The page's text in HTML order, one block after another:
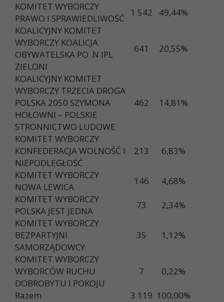
KOMITET WYBORCZY
PRAWO I SPRAWIEDLIWOŚĆ
1 542
49,44%
KOALICYJNY KOMITET
WYBORCZY KOALICJA
OBYWATELSKA PO .N IPL
ZIELONI
641 20,55%
KOALICYJNY KOMITET
WYBORCZY TRZECIA DROGA
POLSKA 2050 SZYMONA
HOŁOWNI – POLSKIE
STRONNICTWO LUDOWE
462 14,81%
KOMITET WYBORCZY
KONFEDERACJA WOLNOŚĆ I
NIEPODLEGŁOŚĆ
213 6,83%
KOMITET WYBORCZY
NOWA LEWICA
146
4,68%
KOMITET WYBORCZY
POLSKA JEST JEDNA
73
2,34%
KOMITET WYBORCZY
BEZPARTYJNI
SAMORZĄDOWCY
35 1,12%
KOMITET WYBORCZY
WYBORCÓW RUCHU
DOBROBYTU I POKOJU
7 0,22%
Razem 3 119 100,00%